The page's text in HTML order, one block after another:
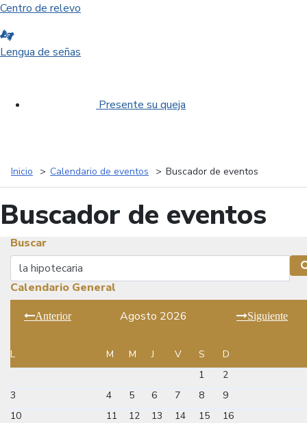
Centro de relevo
Lengua de señas
Presente su queja
Inicio Calendario de eventos Buscador de eventos
Buscador de eventos
Buscar
Buscar
Calendario General
Anterior Agosto 2026 Siguiente
L M M J V S
D
1
2
3
4 5 6 7 8
9
10
11 12 13 14 15
16